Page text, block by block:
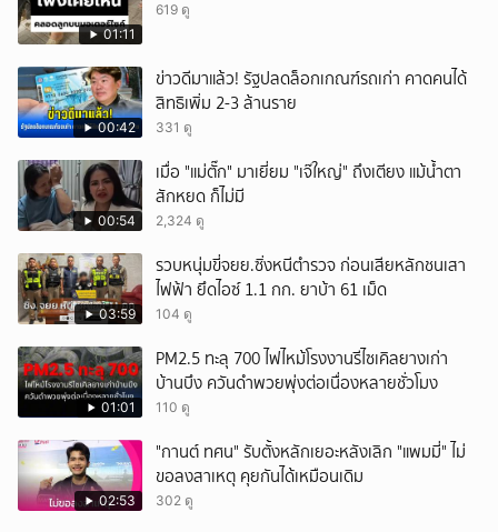
01:11
619 ดู
00:42
ข่าวดีมาแล้ว! รัฐปลดล็อกเกณฑ์รถเก่า คาดคนได้
สิทธิเพิ่ม 2-3 ล้านราย
331 ดู
00:54
เมื่อ "แม่ตั๊ก" มาเยี่ยม "เจ๊ใหญ่" ถึงเตียง แม้น้ำตา
สักหยด ก็ไม่มี
2,324 ดู
03:59
รวบหนุ่มขี่จยย.ซิ่งหนีตำรวจ ก่อนเสียหลักชนเสา
ไฟฟ้า ยึดไอซ์ 1.1 กก. ยาบ้า 61 เม็ด
104 ดู
01:01
PM2.5 ทะลุ 700 ไฟไหม้โรงงานรีไซเคิลยางเก่า
บ้านบึง ควันดำพวยพุ่งต่อเนื่องหลายชั่วโมง
110 ดู
02:53
"กานต์ ทศน" รับตั้งหลักเยอะหลังเลิก "แพมมี่" ไม่
ขอลงสาเหตุ คุยกันได้เหมือนเดิม
302 ดู